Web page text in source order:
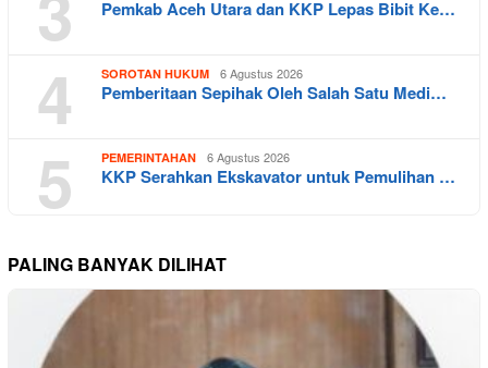
Pemkab Aceh Utara dan KKP Lepas Bibit Ke…
4 SOROTAN HUKUM 6 Agustus 2026
Pemberitaan Sepihak Oleh Salah Satu Medi…
5 PEMERINTAHAN 6 Agustus 2026
KKP Serahkan Ekskavator untuk Pemulihan …
PALING BANYAK DILIHAT